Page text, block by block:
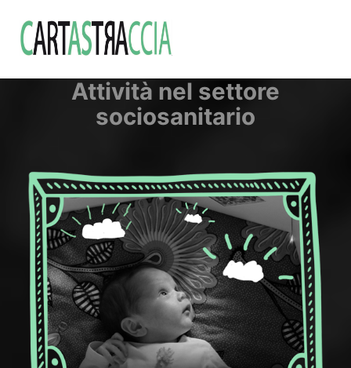
Attività nel settore
sociosanitario